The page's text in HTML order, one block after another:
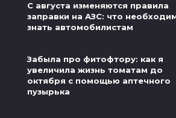
С августа изменяются правила
заправки на АЗС: что
знать автомобилистам
Забыла про фитофтору: как я
увеличила жизнь томатам до
октября с помощью аптечного
пузырька